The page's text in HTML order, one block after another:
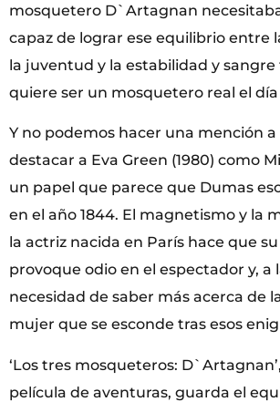
mosquetero D`Artagnan
capaz de lograr ese equilibrio entre
la juventud y la estabilidad y
quiere ser un mosquetero real el
Y no podemos hacer una mención a
destacar a Eva Green (1980) como
un papel que parece que Dumas
en el año 1844. El magnetismo y la
la actriz nacida en París hace que
provoque odio en el espectador y, a
necesidad de saber más acerca de
mujer que se esconde tras esos
‘Los tres mosqueteros:
película de aventuras, guarda el